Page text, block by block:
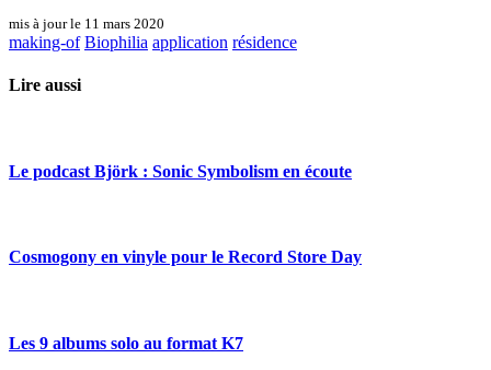
mis à jour le 11 mars 2020
making-of Biophilia application résidence
Lire aussi
Le podcast Björk : Sonic Symbolism en écoute
Cosmogony en vinyle pour le Record Store Day
Les 9 albums solo au format K7